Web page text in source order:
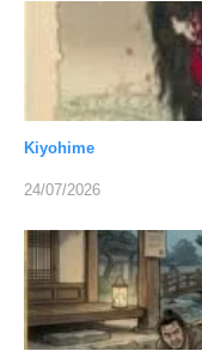
Kiyohime
24/07/2026